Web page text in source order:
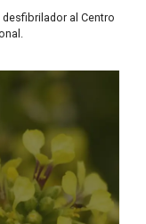
al Centro